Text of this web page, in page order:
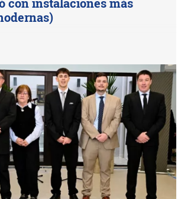
con instalaciones más